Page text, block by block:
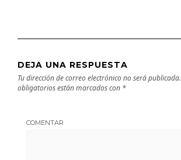
DEJA UNA RESPUESTA
Tu dirección de correo electrónico no será publicada.
obligatorios están marcados con *
COMENTAR